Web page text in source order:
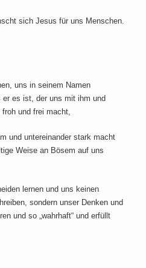
sich Jesus für uns Menschen.
uns in seinem Namen
es ist, der uns mit ihm und
und frei macht,
und untereinander stark macht
Weise an Bösem auf uns
lernen und uns keinen
sondern unser Denken und
und so „wahrhaft“ und erfüllt